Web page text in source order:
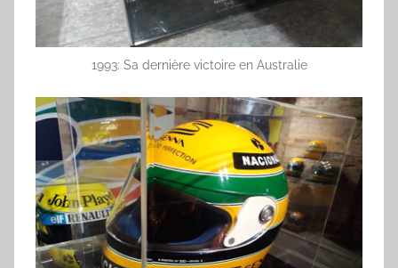
1993: Sa dernière victoire en Australie